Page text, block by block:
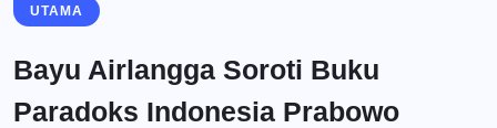
UTAMA
Bayu Airlangga Soroti Buku
Paradoks Indonesia Prabowo